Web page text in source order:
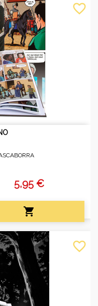
5,95 €

favorite_border
favorite_border